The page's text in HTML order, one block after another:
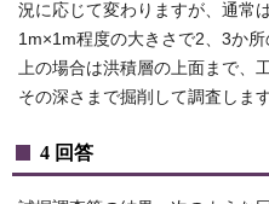
況に応じて変わりますが、通常
1m×1m程度の大きさで2、3か
上の場合は洪積層の上面まで、
その深さまで掘削して調査します
4 回答